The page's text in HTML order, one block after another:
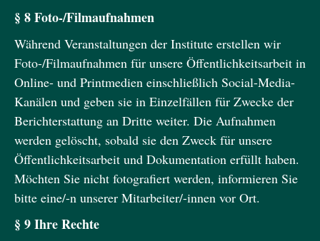
§ 8 Foto-/Filmaufnahmen
Während Veranstaltungen der Institute erstellen wir
Foto-/Filmaufnahmen für unsere Öffentlichkeitsarbeit in
Online- und Printmedien einschließlich Social-Media-
Kanälen und geben sie in Einzelfällen für Zwecke der
Berichterstattung an Dritte weiter. Die Aufnahmen
werden gelöscht, sobald sie den Zweck für unsere
Öffentlichkeitsarbeit und Dokumentation erfüllt haben.
Möchten Sie nicht fotografiert werden, informieren Sie
bitte eine/-n unserer Mitarbeiter/-innen vor Ort.
§ 9 Ihre Rechte